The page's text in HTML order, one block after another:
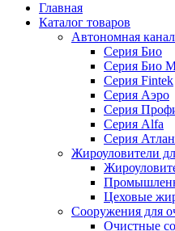
Главная
Каталог товаров
Автономная
Серия Био
Серия Био
Серия Fintek
Серия Аэро
Серия
Серия Alfa
Серия
Жироуловители
Цеховые
Сооружения для
Очистные